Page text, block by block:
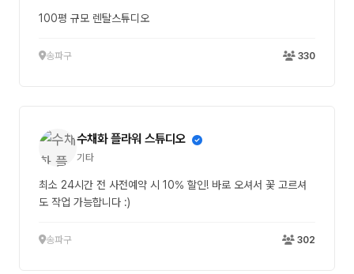
100평 규모 렌탈스튜디오
송파구 330
수채화 플라워 스튜디오
기타
최소 24시간 전 사전예약 시 10% 할인! 바로 오셔서 꽃 고르셔
도 작업 가능합니다 :)
송파구 302